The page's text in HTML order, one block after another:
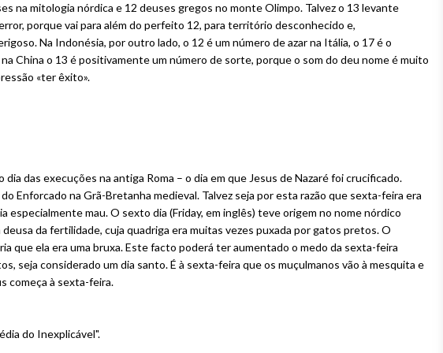
na mitologia nórdica e 12 deuses gregos no monte Olimpo. Talvez o 13 levante
porque vai para além do perfeito 12, para território desconhecido e,
Na Indonésia, por outro lado, o 12 é um número de azar na Itália, o 17 é o
na China o 13 é positivamente um número de sorte, porque o som do deu nome é muito
«ter êxito».
dia das execuções na antiga Roma – o dia em que Jesus de Nazaré foi crucificado.
do Enforcado na Grã-Bretanha medieval. Talvez seja por esta razão que sexta-feira era
especialmente mau. O sexto dia (Friday, em inglês) teve origem no nome nórdico
deusa da fertilidade, cuja quadriga era muitas vezes puxada por gatos pretos. O
que ela era uma bruxa. Este facto poderá ter aumentado o medo da sexta-feira
seja considerado um dia santo. É à sexta-feira que os muçulmanos vão à mesquita e
começa à sexta-feira.
do Inexplicável".